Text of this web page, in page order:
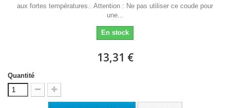
aux fortes températures.. Attention : Ne pas utiliser ce coude pour
une...
En stock
13,31 €
Quantité